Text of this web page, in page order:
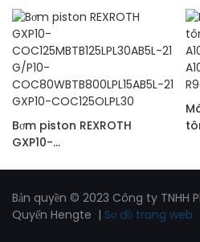
Bơm piston REXROTH
GXP10-
COC80WBTB800LPL15AB5L-
21 GXP10-COC125OLPL30
Bản quyền © 2023 Công ty
Quyến Hengte | Sơ đồ trang web